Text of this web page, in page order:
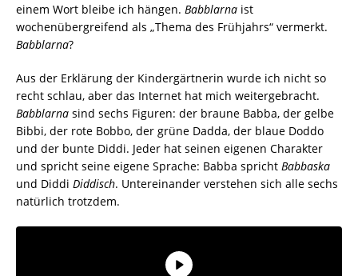
einem Wort bleibe ich hängen. Babblarna ist
wochenübergreifend als „Thema des Frühjahrs“ vermerkt.
Babblarna?
Aus der Erklärung der Kindergärtnerin wurde ich nicht so
recht schlau, aber das Internet hat mich weitergebracht.
Babblarna sind sechs Figuren: der braune Babba, der gelbe
Bibbi, der rote Bobbo, der grüne Dadda, der blaue Doddo
und der bunte Diddi. Jeder hat seinen eigenen Charakter
und spricht seine eigene Sprache: Babba spricht Babbaska
und Diddi Diddisch. Untereinander verstehen sich alle sechs
natürlich trotzdem.